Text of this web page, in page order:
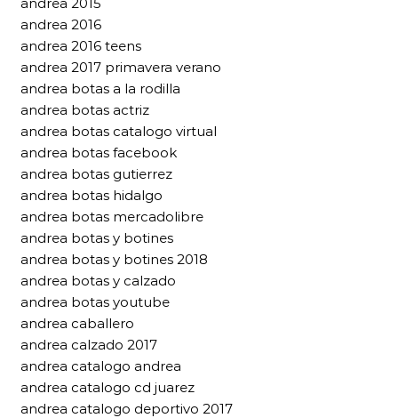
andrea 2016
andrea 2016 teens
andrea 2017 primavera verano
andrea botas a la rodilla
andrea botas actriz
andrea botas catalogo virtual
andrea botas facebook
andrea botas gutierrez
andrea botas hidalgo
andrea botas mercadolibre
andrea botas y botines
andrea botas y botines 2018
andrea botas y calzado
andrea botas youtube
andrea caballero
andrea calzado 2017
andrea catalogo andrea
andrea catalogo cd juarez
andrea catalogo deportivo 2017